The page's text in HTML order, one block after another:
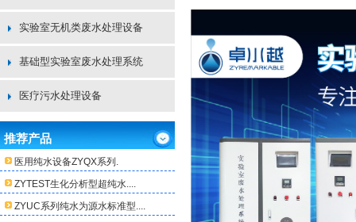
实验室无机类废水处理设备
基础型实验室废水处理系统
医疗污水处理设备
推荐产品
医用纯水设备ZYQX系列.
ZYTEST生化分析型超纯水....
ZYUC系列纯水为源水标准型....